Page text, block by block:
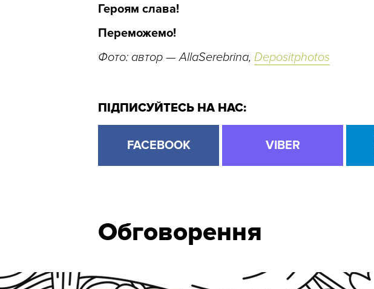
Героям слава!
Переможемо!
Фото: автор — AllaSerebrina, Depositphotos
ПІДПИСУЙТЕСЬ НА НАС:
FACEBOOK VIBER
Обговорення